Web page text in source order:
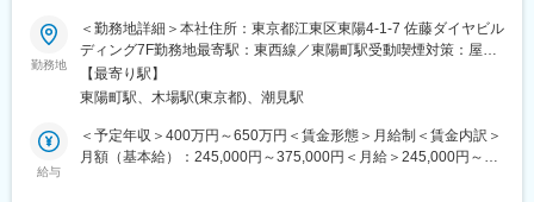
大正2年創業以来「優れた製品を通して国づくりに奉仕する」とい
う企業理念のもと、時代ニーズに合わせ110年以上に渡り、様々
な産業界の発展に貢献してきた当社。
大手スーパーゼネコン等とも多数取引があり、今なお安定した成
長を実現しております。
今回は工事部配属の施工管理職を募集します。大手ゼネコン案件
を中心に、大規模かつ社会貢献性の高い案件に携わっていただき
勤務地
＜勤務地詳細＞本社住所：東京都江東区東陽4-1-7 佐藤ダイヤビル
ディング7F勤務地最寄駅：東西線／東陽町駅受動喫煙対策：屋内
喫煙可能場所あり変更の範囲：本文参照
【最寄り駅】
東陽町駅、木場駅(東京都)、潮見駅
給与
＜予定年収＞400万円～650万円＜賃金形態＞月給制＜賃金内訳＞
月額（基本給）：245,000円～375,000円＜月給＞245,000円～